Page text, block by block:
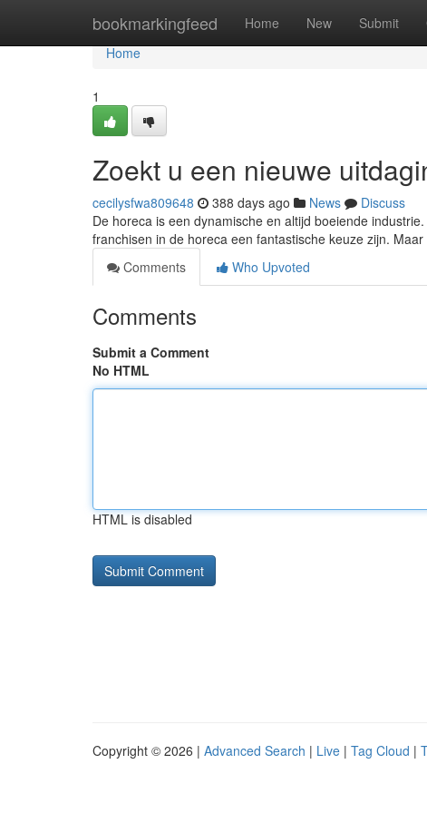
bookmarkingfeed Home New Submit
Home
Home
1
Zoekt u een nieuwe
cecilysfwa809648 388 days ago News
Discuss
De horeca is een dynamische en altijd boeiende
franchisen in de horeca een fantastische keuze zijn.
Comments
Who Upvoted
Comments
Submit a Comment
No HTML
HTML is disabled
Copyright © 2026 | Advanced Search | Live | Tag Cloud |